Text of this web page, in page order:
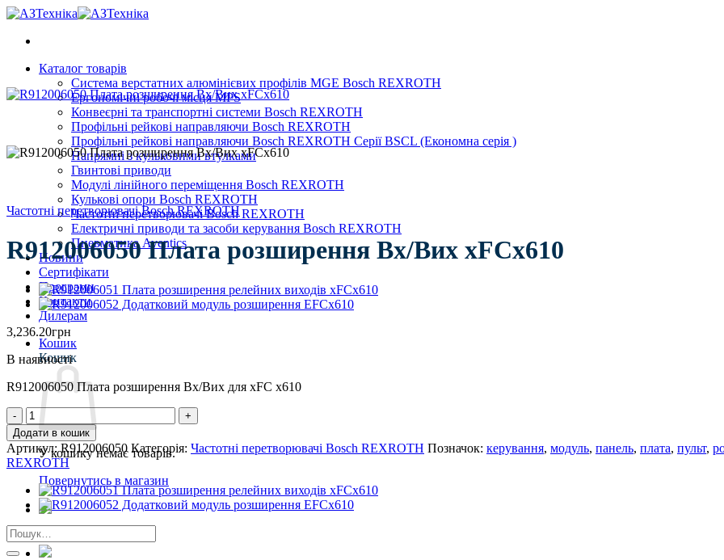
Skip
content
Каталог товарів
Система верстатних алюмінієвих профілів MGE Bosch REXROTH
Ергономічні робочі місця MPS
Конвеєрні та транспортні системи Bosch REXROTH
Профільні рейкові направляючи Bosch REXROTH
Профільні рейкові направляючи Bosch REXROTH Серії BSCL (Економна серія )
Напрямні з кульковими втулками
Гвинтові приводи
Модулі лінійного переміщення Bosch REXROTH
Кулькові опори Bosch REXROTH
Частотні перетворювачі Bosch REXROTH
Електричні приводи та засоби керування Bosch REXROTH
Пневматика Aventics
Новини
Сертифікати
Програми
Контакти
Дилерам
Кошик
Кошик
У кошику немає товарів.
Повернутись в магазин
Частотні перетворювачі Bosch REXROTH
R912006050 Плата розширення Вх/Вих xFCx610
3,236.20грн
В наявності
R912006050 Плата розширення Вх/Вих для xFC x610
R912006050
Плата
розширення
Вх/
Вих
xFCx610
кількість
Додати в кошик
Артикул:R912006050 Категорія: Частотні перетворювачі Bosch REXROTH Позначок: керування, модуль, панель, плата, пульт,
REXROTH
Шукати: